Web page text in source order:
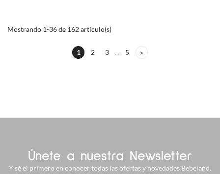
Mostrando 1-36 de 162 artículo(s)
1 2 3 … 5
Únete a nuestra Newsletter
Y sé el primero en conocer todas las ofertas y novedades Bebeland.